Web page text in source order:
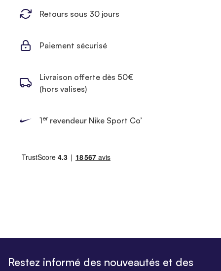
Retours sous 30 jours
Paiement sécurisé
Livraison offerte dès 50€
(hors valises)
1errevendeur Nike Sport Co’
Restez informé des nouveautés et des